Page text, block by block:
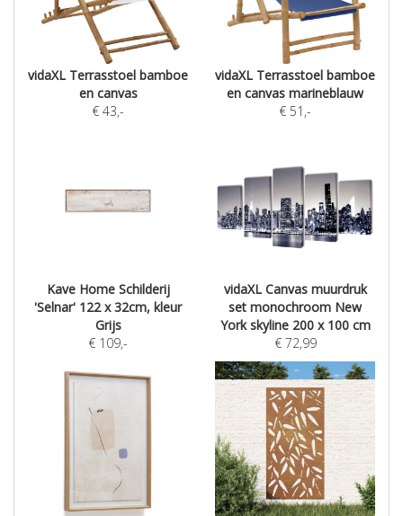
vidaXL Terrasstoel bamboe
en canvas
€ 43,-
vidaXL Terrasstoel bamboe
en canvas marineblauw
€ 51 ,-
Kave Home Schilderij
'Selnar' 122 x 32cm, kleur
Grijs
€ 109,-
vidaXL Canvas muurdruk
set monochroom New
York skyline 200 x 100 cm
€ 72,99